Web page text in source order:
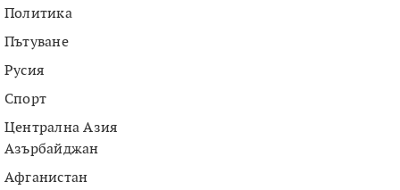
Политика
Пътуване
Русия
Спорт
Централна Азия
Азърбайджан
Афганистан